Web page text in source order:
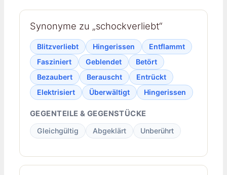
Synonyme zu „schockverliebt“
Blitzverliebt Hingerissen
Entflammt
Fasziniert
Geblendet
Betört
Bezaubert
Berauscht
Entrückt
Elektrisiert
Überwältigt Hingerissen
GEGENTEILE & GEGENSTÜCKE
Gleichgültig Abgeklärt Unberührt